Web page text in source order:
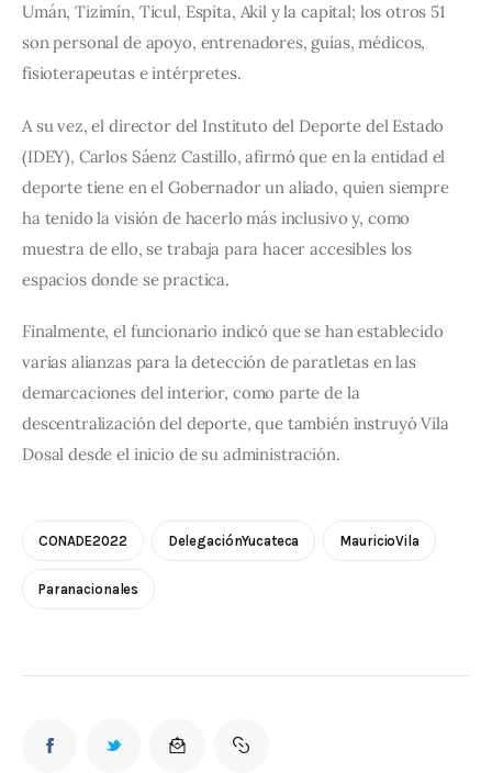
Umán, Tizimín, Ticul, Espita, Akil y la capital; los otros 51
son personal de apoyo, entrenadores, guías, médicos,
fisioterapeutas e intérpretes.
A su vez, el director del Instituto del Deporte del Estado
(IDEY), Carlos Sáenz Castillo, afirmó que en la entidad el
deporte tiene en el Gobernador un aliado, quien siempre
ha tenido la visión de hacerlo más inclusivo y, como
muestra de ello, se trabaja para hacer accesibles los
espacios donde se practica.
Finalmente, el funcionario indicó que se han establecido
varias alianzas para la detección de paratletas en las
demarcaciones del interior, como parte de la
descentralización del deporte, que también instruyó Vila
Dosal desde el inicio de su administración.
CONADE2022 DelegaciónYucateca MauricioVila
Paranacionales